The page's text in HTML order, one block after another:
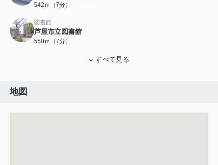
542ｍ（7分）
図書館
芦屋市立図書館
550ｍ（7分）
すべて見る
地図